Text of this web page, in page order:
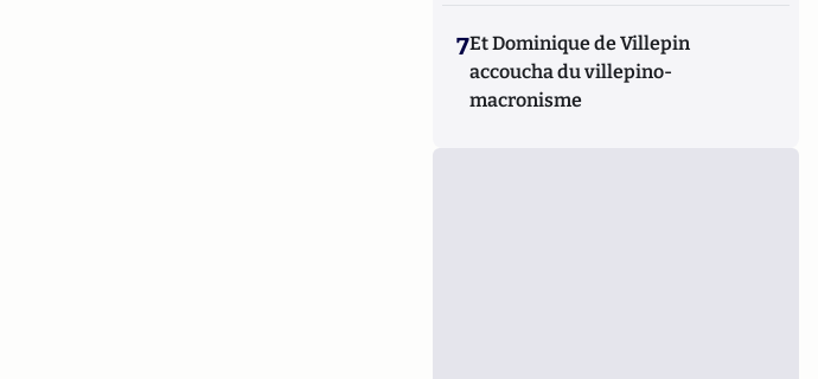
7Et Dominique de Villepin
accoucha du villepino-
macronisme